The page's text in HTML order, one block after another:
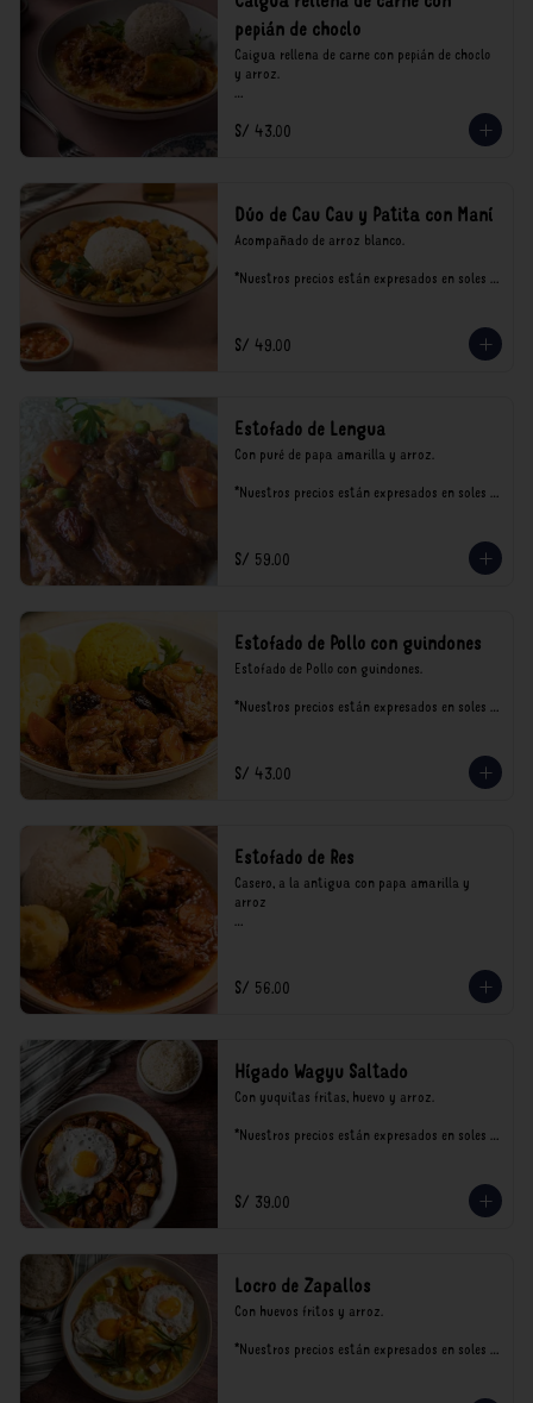
pepián de choclo
Caigua rellena de carne con pepián de choclo
y arroz.
*Nuestros precios están expresados en soles e
incluyen impuestos de ley y recargo al
S/ 43.00
Dúo de Cau Cau y Patita con Maní
Acompañado de arroz blanco.
*Nuestros precios están expresados en soles e
S/ 49.00
Estofado de Lengua
Con puré de papa amarilla y arroz.
*Nuestros precios están expresados en soles e
S/ 59.00
Estofado de Pollo con guindones
Estofado de Pollo con guindones.
*Nuestros precios están expresados en soles e
S/ 43.00
Estofado de Res
Casero, a la antigua con papa amarilla y
arroz
consumo.
S/ 56.00
Hígado Wagyu Saltado
Con yuquitas fritas, huevo y arroz.
*Nuestros precios están expresados en soles e
S/ 39.00
Locro de Zapallos
Con huevos fritos y arroz.
*Nuestros precios están expresados en soles e